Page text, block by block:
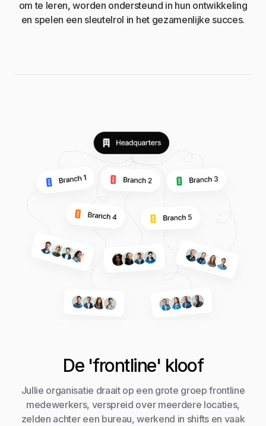
om te leren, worden ondersteund in hun ontwikkeling
en spelen een sleutelrol in het gezamenlijke succes.
De 'frontline' kloof
Jullie organisatie draait op een grote groep frontline
medewerkers, verspreid over meerdere locaties,
zelden achter een bureau, werkend in shifts en vaak